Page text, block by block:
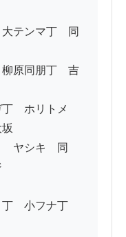
テンマ丁　同
原同朋丁　吉
丁　ホリトメ
ヤシキ　同
丁　小フナ丁